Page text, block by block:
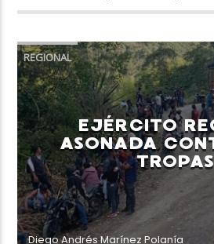
REGIONAL
EJÉRCITO
ASONADA
TROPAS
Diego Andrés Marínez Polanía